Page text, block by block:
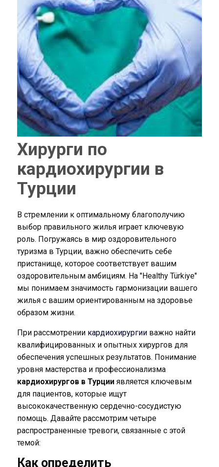
Хирурги по
кардиохирургии в
Турции
В стремлении к оптимальному благополучию
выбор правильного жилья играет ключевую
роль. Погружаясь в мир оздоровительного
туризма в Турции, важно обеспечить себе
пристанище, которое соответствует вашим
оздоровительным амбициям. На "Healthy Türkiye"
мы понимаем значимость гармонизации вашего
жилья с вашим ориентированным на здоровье
образом жизни.
При рассмотрении кардиохирургииважно найти
квалифицированных и опытных хирургов для
обеспечения успешных результатов. Понимание
уровня мастерства и профессионализма
кардиохирургов в Турцииявляется ключевым
для пациентов, которые ищут
высококачественную сердечно-сосудистую
помощь. Давайте рассмотрим четыре
распространенные тревоги, связанные с этой
темой:
Как определить